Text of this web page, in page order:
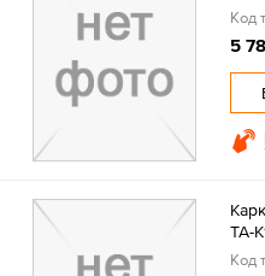
Код
5
TA-
Код